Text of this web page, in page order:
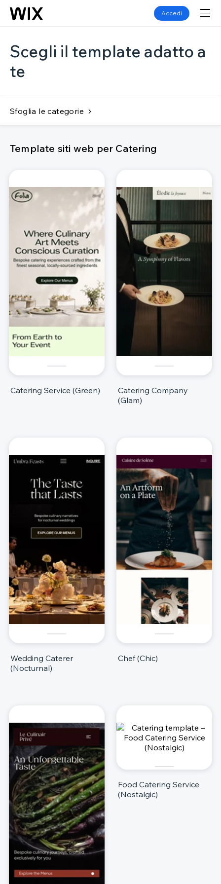
Accedi
Scegli il template adatto a
te
Sfoglia le categorie
Template siti web per Catering
Catering Service (Green)
Catering Company
(Glam)
Wedding Caterer
(Nocturnal)
Chef (Chic)
Food Catering Service
(Nostalgic)